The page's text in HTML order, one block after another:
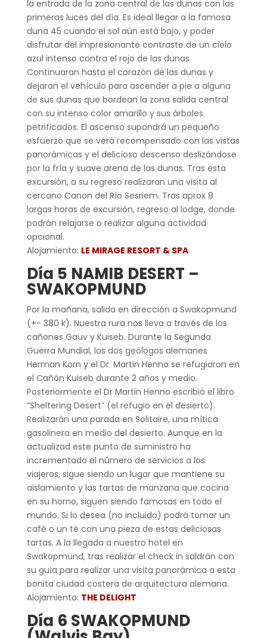
la entrada de la zona central de las dunas con las
primeras luces del día. Es ideal llegar a la famosa
duna 45 cuando el sol aún está bajo, y poder
disfrutar del impresionante contraste de un cielo
azul intenso contra el rojo de las dunas.
Continuaran hasta el corazón de las dunas y
dejaran el vehículo para ascender a pie a alguna
de sus dunas que bordean la zona salida central
con su intenso color amarillo y sus árboles
petrificados. El ascenso supondrá un pequeño
esfuerzo que se verá recompensado con las vistas
panorámicas y el delicioso descenso deslizándose
por la fría y suave arena de las dunas. Tras esta
excursión, a su regreso realizaran una visita al
cercano Canon del Río Sesriem. Tras aprox 8
largas horas de excursión, regreso al lodge, donde
podrán relajarse o realizar alguna actividad
opcional.
Alojamiento: LE MIRAGE RESORT & SPA
Día 5 NAMIB DESERT –
SWAKOPMUND
Por la mañana, salida en dirección a Swakopmund
(+- 380 k). Nuestra rura nos lleva a través de los
cañones Gauv y Kuiseb. Durante la Segunda
Guerra Mundial, los dos geólogos alemanes
Herman Korn y el Dr. Martin Henno se refugiaron en
el Cañón Kuiseb durante 2 años y medio.
Posteriormente el Dr Martin Henno escribió el libro
“Sheltering Desert” (el refugio en el desierto).
Realizarán una parada en Solitaire, una mítica
gasolinera en medio del desierto. Aunque en la
actualizad este punto de suministro ha
incrementado el número de servicios a los
viajeros, sigue siendo un lugar que mantiene su
aislamiento y las tartas de manzana que cocina
en su horno, siguen siendo famosas en todo el
mundo. Si lo desea (no incluido) podrá tomar un
café o un té con una pieza de estas deliciosas
tartas. A la llegada a nuestro hotel en
Swakopmund, tras realizar el check in saldrán con
su guía para realizar una visita panorámica a esta
bonita ciudad costera de arquitectura alemana.
Alojamiento: THE DELIGHT
Día 6 SWAKOPMUND